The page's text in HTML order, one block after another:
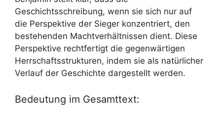
Geschichtsschreibung, wenn sie sich nur auf
die Perspektive der Sieger konzentriert, den
bestehenden Machtverhältnissen dient. Diese
Perspektive rechtfertigt die gegenwärtigen
Herrschaftsstrukturen, indem sie als natürlicher
Verlauf der Geschichte dargestellt werden.
Bedeutung im Gesamttext: